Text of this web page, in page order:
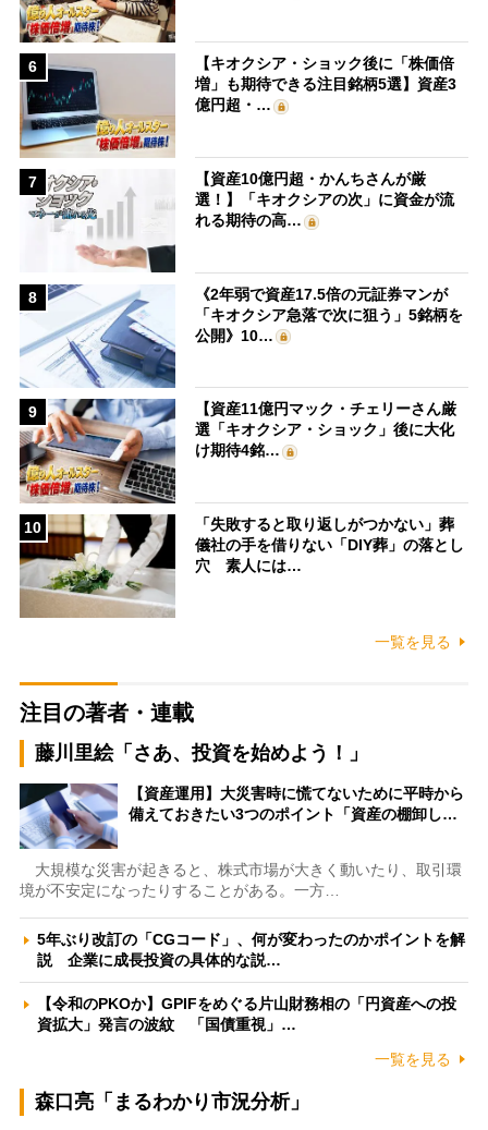
6
【キオクシア・ショック後に「株価倍
増」も期待できる注目銘柄5選】資産3
億円超・…
7
【資産10億円超・かんちさんが厳
選！】「キオクシアの次」に資金が流
れる期待の高…
8
《2年弱で資産17.5倍の元証券マンが
「キオクシア急落で次に狙う」5銘柄を
公開》10…
9
【資産11億円マック・チェリーさん厳
選「キオクシア・ショック」後に大化
け期待4銘…
10
「失敗すると取り返しがつかない」葬
儀社の手を借りない「DIY葬」の落とし
穴 素人には…
一覧を見る
注目の著者・連載
藤川里絵「さあ、投資を始めよう！」
【資産運用】大災害時に慌てないために平時から
備えておきたい3つのポイント「資産の棚卸し…
大規模な災害が起きると、株式市場が大きく動いたり、取引環
境が不安定になったりすることがある。一方…
5年ぶり改訂の「CGコード」、何が変わったのかポイントを解
説 企業に成長投資の具体的な説…
【令和のPKOか】GPIFをめぐる片山財務相の「円資産への投
資拡大」発言の波紋 「国債重視」…
一覧を見る
森口亮「まるわかり市況分析」